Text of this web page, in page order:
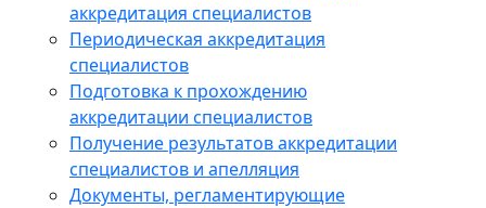
аккредитация специалистов
Периодическая аккредитация
специалистов
Подготовка к прохождению
аккредитации специалистов
Получение результатов аккредитации
специалистов и апелляция
Документы, регламентирующие